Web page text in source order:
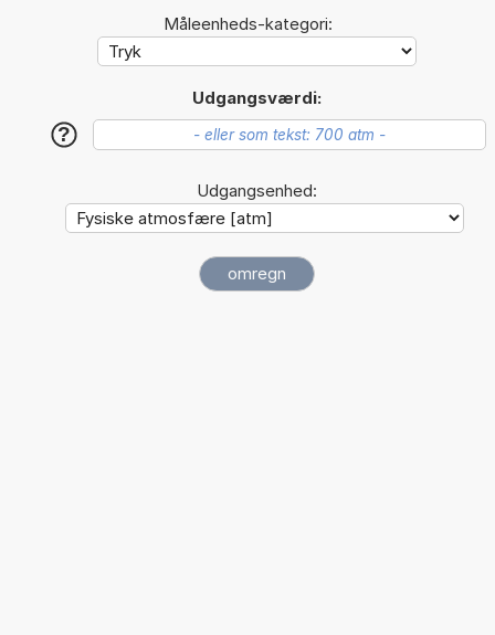
Måleenheds-kategori:
Udgangsværdi:
?
Udgangsenhed: